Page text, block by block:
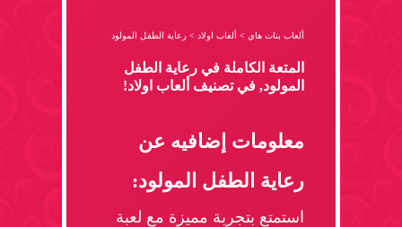
ألعاب بنات هاي > ألعاب اولاد > رعاية الطفل المولود
المتعة الكاملة في رعاية الطفل
المولود, في تصنيف ألعاب اولاد!
معلومات إضافيه عن
رعاية الطفل المولود:
استمتع بتجربة مميزة مع لعبة